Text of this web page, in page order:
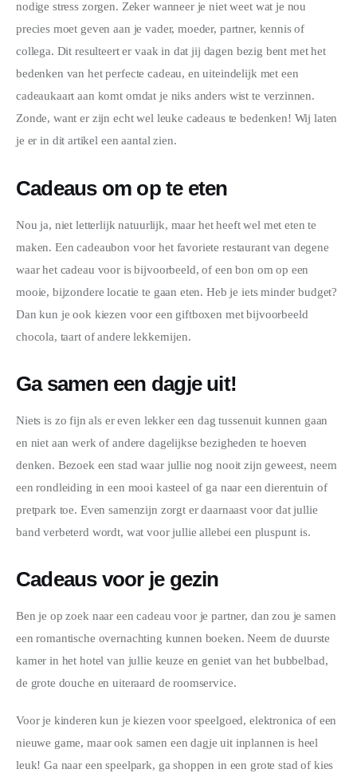
WONEN
ZAKELIJK
SPORT
nodige stress zorgen. Zeker wanneer je niet weet wat je nou
precies moet geven aan je vader, moeder, partner, kennis of
collega. Dit resulteert er vaak in dat jij dagen bezig bent met het
bedenken van het perfecte cadeau, en uiteindelijk met een
cadeaukaart aan komt omdat je niks anders wist te verzinnen.
Zonde, want er zijn echt wel leuke cadeaus te bedenken! Wij laten
je er in dit artikel een aantal zien.
Cadeaus om op te eten
Nou ja, niet letterlijk natuurlijk, maar het heeft wel met eten te
maken. Een cadeaubon voor het favoriete restaurant van degene
waar het cadeau voor is bijvoorbeeld, of een bon om op een
mooie, bijzondere locatie te gaan eten. Heb je iets minder budget?
Dan kun je ook kiezen voor een giftboxen met bijvoorbeeld
chocola, taart of andere lekkernijen.
Ga samen een dagje uit!
Niets is zo fijn als er even lekker een dag tussenuit kunnen gaan
en niet aan werk of andere dagelijkse bezigheden te hoeven
denken. Bezoek een stad waar jullie nog nooit zijn geweest, neem
een rondleiding in een mooi kasteel of ga naar een dierentuin of
pretpark toe. Even samenzijn zorgt er daarnaast voor dat jullie
band verbeterd wordt, wat voor jullie allebei een pluspunt is.
Cadeaus voor je gezin
Ben je op zoek naar een cadeau voor je partner, dan zou je samen
een romantische overnachting kunnen boeken. Neem de duurste
kamer in het hotel van jullie keuze en geniet van het bubbelbad,
de grote douche en uiteraard de roomservice.
Voor je kinderen kun je kiezen voor speelgoed, elektronica of een
nieuwe game, maar ook samen een dagje uit inplannen is heel
leuk! Ga naar een speelpark, ga shoppen in een grote stad of kies